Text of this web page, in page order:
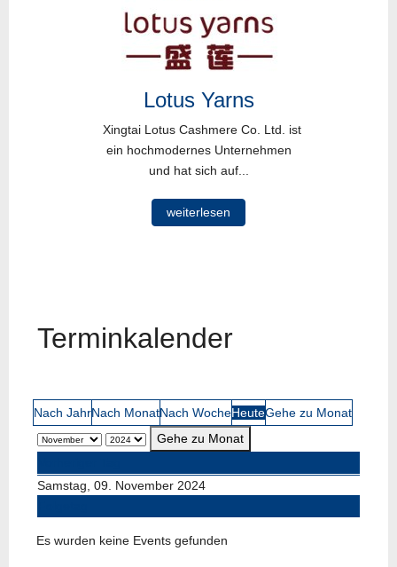
Lotus Yarns
Xingtai Lotus Cashmere Co. Ltd. ist
ein hochmodernes Unternehmen
und hat sich auf...
weiterlesen
Terminkalender
Nach JahrNach MonatNach WocheHeuteGehe zu Monat
Gehe zu Monat
Samstag, 09. November 2024
Es wurden keine Events gefunden